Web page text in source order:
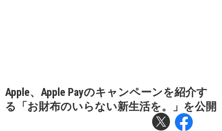
Apple、Apple Payのキャンペーンを紹介す
る「お財布のいらない新生活を。」を公開